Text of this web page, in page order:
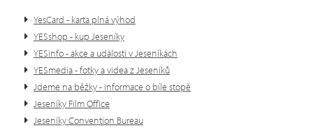
YesCard - karta plná výhod
YESshop - kup Jeseníky
YESinfo - akce a události v Jeseníkách
YESmedia - fotky a videa z Jeseníků
Jdeme na běžky - informace o bíle stopě
Jeseníky Film Office
Jeseníky Convention Bureau